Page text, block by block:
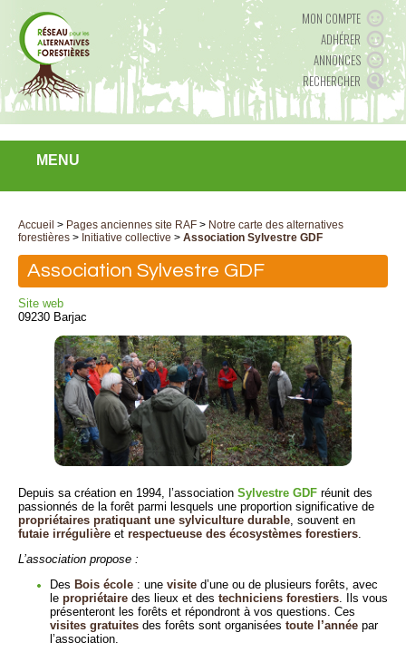
MON COMPTE
ADHÉRER
ANNONCES
RECHERCHER
MENU
Accueil > Pages anciennes site RAF > Notre carte des alternatives
forestières > Initiative collective > Association Sylvestre GDF
Association Sylvestre GDF
Site web
09230 Barjac
Depuis sa création en 1994, l’association Sylvestre GDF réunit des
passionnés de la forêt parmi lesquels une proportion significative de
propriétaires pratiquant une sylviculture durable, souvent en
futaie irrégulière et respectueuse des écosystèmes forestiers.
L’association propose :
Des Bois école: unevisited’une ou de plusieurs forêts, avec
le propriétairedes lieux et des techniciens forestiers. Ils vous
présenteront les forêts et répondront à vos questions. Ces
visites gratuitesdes forêts sont organisées toute l’annéepar
l’association.